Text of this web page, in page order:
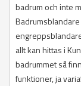
badrum och inte
allt kan hittas i
badrummet så
funktioner, ja